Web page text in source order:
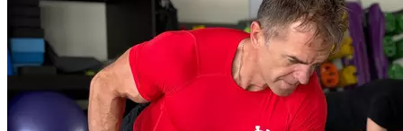
это один цикл Табата. Между циклами отдых 1-2 минуты.
Подготовленные спортсмены могут выполнять несколько
циклов за одну тренировку, новичкам может хватить одного
цикла. В протокол Табата можно включать динамичные
упражнения из разных видов спорта: легкой атлетики,
велоспорта, бокса, плавания, тяжелой атлетики.